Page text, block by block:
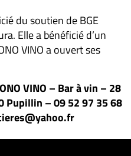
du soutien de BGE
Elle a bénéficié d’un
VINO a ouvert ses
VINO – Bar à vin – 28
Pupillin – 09 52 97 35 68